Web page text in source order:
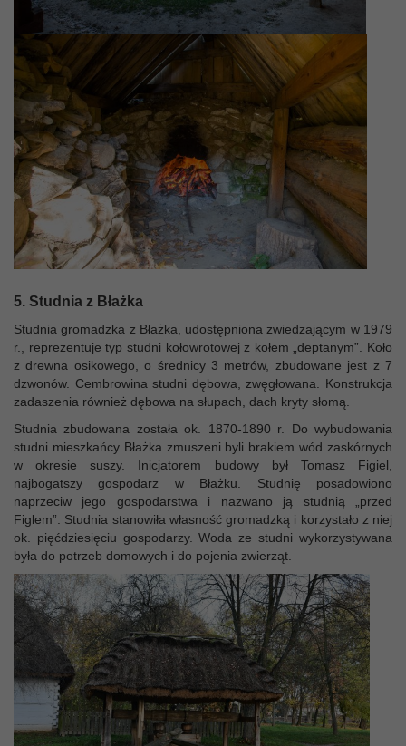
5. Studnia z Błażka
Studnia gromadzka z Błażka, udostępniona zwiedzającym w 1979
r., reprezentuje typ studni kołowrotowej z kołem „deptanym”. Koło
z drewna osikowego, o średnicy 3 metrów, zbudowane jest z 7
dzwonów. Cembrowina studni dębowa, zwęgłowana. Konstrukcja
zadaszenia również dębowa na słupach, dach kryty słomą.
Studnia zbudowana została ok. 1870-1890 r. Do wybudowania
studni mieszkańcy Błażka zmuszeni byli brakiem wód zaskórnych
w okresie suszy. Inicjatorem budowy był Tomasz Figiel,
najbogatszy gospodarz w Błażku. Studnię posadowiono
naprzeciw jego gospodarstwa i nazwano ją studnią „przed
Figlem”. Studnia stanowiła własność gromadzką i korzystało z niej
ok. pięćdziesięciu gospodarzy. Woda ze studni wykorzystywana
była do potrzeb domowych i do pojenia zwierząt.